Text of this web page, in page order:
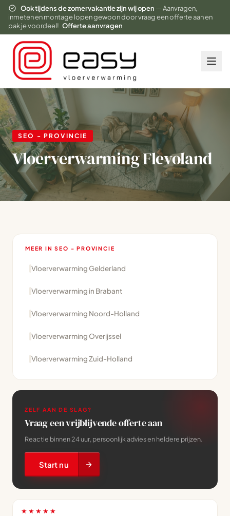
Ook tijdens de zomervakantie zijn wij open — Aanvragen,
inmeten en montage lopen gewoon door vraag een offerte aan en
pak je voordeel! Offerte aanvragen
SEO - PROVINCIE
Vloerverwarming Flevoland
MEER IN SEO - PROVINCIE
Vloerverwarming Gelderland
Vloerverwarming in Brabant
Vloerverwarming Noord-Holland
Vloerverwarming Overijssel
Vloerverwarming Zuid-Holland
ZELF AAN DE SLAG?
Vraag een vrijblijvende offerte aan
Reactie binnen 24 uur, persoonlijk advies en heldere prijzen.
Start nu
★★★★★